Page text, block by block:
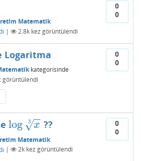
0
0
Matematik
| 2.8k kez görüntülendi
0
0
Logaritma
kategorisinde
görüntülendi
0
0
log x
−
−
√
3
logx3 ??
Matematik
| 2k kez görüntülendi